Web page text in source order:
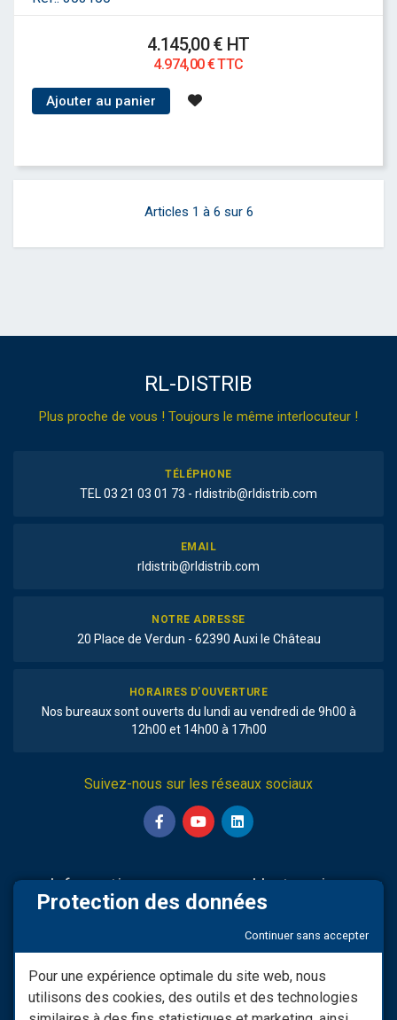
4.145,00 € HT
4.974,00 € TTC
Ajouter au panier
Articles 1 à 6 sur 6
RL-DISTRIB
Plus proche de vous ! Toujours le même interlocuteur !
TÉLÉPHONE
TEL 03 21 03 01 73 - rldistrib@rldistrib.com
EMAIL
rldistrib@rldistrib.com
NOTRE ADRESSE
20 Place de Verdun - 62390 Auxi le Château
HORAIRES D'OUVERTURE
Nos bureaux sont ouverts du lundi au vendredi de 9h00 à
12h00 et 14h00 à 17h00
Suivez-nous sur les réseaux sociaux
Informations
Modifier consentement RGPD
Conditions générales de
L'entreprise
Qui Sommes-nous
Infos LIVRAISON
Protection des données
Continuer sans accepter
Pour une expérience optimale du site web, nous
utilisons des cookies, des outils et des technologies